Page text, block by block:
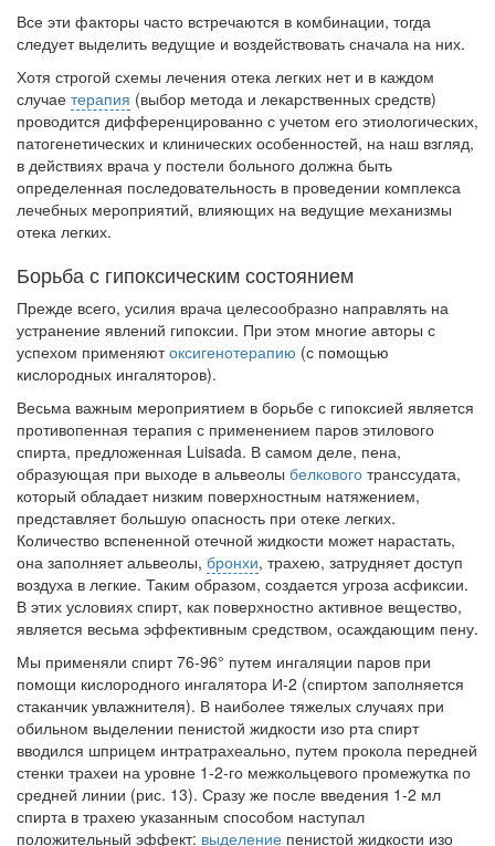
Все эти факторы часто встречаются в комбинации, тогда
следует выделить ведущие и воздействовать сначала на них.
Хотя строгой схемы лечения отека легких нет и в каждом
случае терапия (выбор метода и лекарственных средств)
проводится дифференцированно с учетом его этиологических,
патогенетических и клинических особенностей, на наш взгляд,
в действиях врача у постели больного должна быть
определенная последовательность в проведении комплекса
лечебных мероприятий, влияющих на ведущие механизмы
отека легких.
Борьба с гипоксическим состоянием
Прежде всего, усилия врача целесообразно направлять на
устранение явлений гипоксии. При этом многие авторы с
успехом применяютоксигенотерапию (с помощью
кислородных ингаляторов).
Весьма важным мероприятием в борьбе с гипоксией является
противопенная терапия с применением паров этилового
спирта, предложенная Luisada. В самом деле, пена,
образующая при выходе в альвеолы белкового транссудата,
который обладает низким поверхностным натяжением,
представляет большую опасность при отеке легких.
Количество вспененной отечной жидкости может нарастать,
она заполняет альвеолы, бронхи, трахею, затрудняет доступ
воздуха в легкие. Таким образом, создается угроза асфиксии.
В этих условиях спирт, как поверхностно активное вещество,
является весьма эффективным средством, осаждающим пену.
Мы применяли спирт 76-96° путем ингаляции паров при
помощи кислородного ингалятора И-2 (спиртом заполняется
стаканчик увлажнителя). В наиболее тяжелых случаях при
обильном выделении пенистой жидкости изо рта спирт
вводился шприцем интратрахеально, путем прокола передней
стенки трахеи на уровне 1-2-го межкольцевого промежутка по
средней линии (рис. 13). Сразу же после введения 1-2 мл
спирта в трахею указанным способом наступал
положительный эффект: выделение пенистой жидкости изо